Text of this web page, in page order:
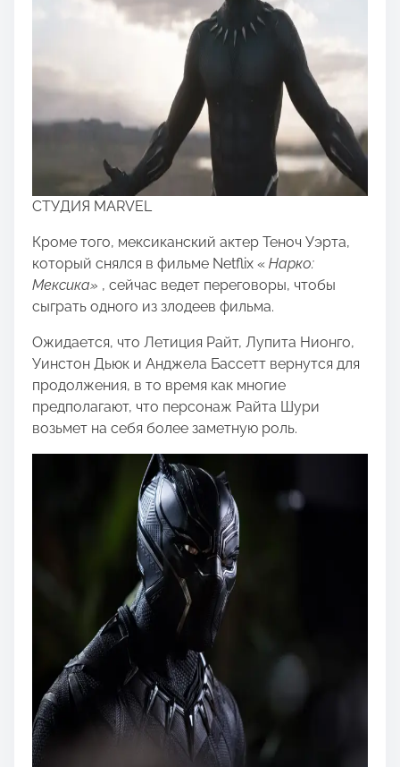
СТУДИЯ MARVEL
Кроме того, мексиканский актер Теноч Уэрта,
который снялся в фильме Netflix « Нарко:
Мексика» , сейчас ведет переговоры, чтобы
сыграть одного из злодеев фильма.
Ожидается, что Летиция Райт, Лупита Нионго,
Уинстон Дьюк и Анджела Бассетт вернутся для
продолжения, в то время как многие
предполагают, что персонаж Райта Шури
возьмет на себя более заметную роль.